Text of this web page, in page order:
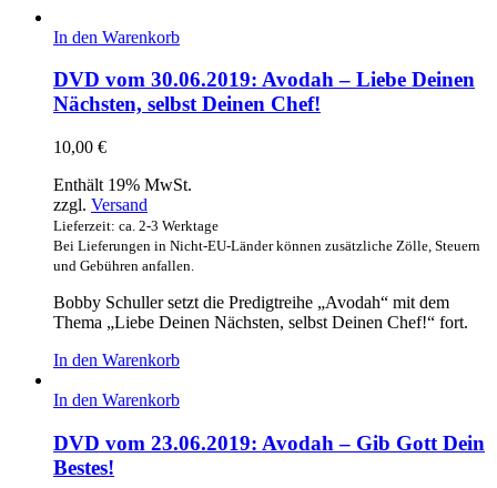
In den Warenkorb
DVD vom 30.06.2019: Avodah – Liebe Deinen
Nächsten, selbst Deinen Chef!
10,00 €
Enthält 19% MwSt.
zzgl. Versand
Lieferzeit: ca. 2-3 Werktage
Bei Lieferungen in Nicht-EU-Länder können zusätzliche Zölle, Steuern
und Gebühren anfallen.
Bobby Schuller setzt die Predigtreihe „Avodah“ mit dem
Thema „Liebe Deinen Nächsten, selbst Deinen Chef!“ fort.
In den Warenkorb
In den Warenkorb
DVD vom 23.06.2019: Avodah – Gib Gott Dein
Bestes!